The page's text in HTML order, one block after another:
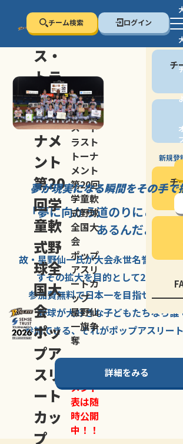
チーム検索 ログイン
セン
ス・
トラ
スト
トー
ナメ
ント
第20
回学
童軟
式野
球全
国大
会
ポッ
プア
スリ
ート
カッ
プ
セン
ス・ト
ラスト
トーナ
メント
第20回
学童軟
式野球
全国大
会
ポップ
アスリ
ートカ
ップ
星野仙
一旗争
奪
メント
表は随
時公開
中！！
会員の
チ
新規登
チ
夢が現実になる瞬間をその手で
「夢に向かう道のりにこそ大
あるんだよ」
故・星野仙一氏が大会永世名誉会長を
すその拡大を目的として2007年に
参加費無料で日本一を目指せる唯一
野球が大好きな子どもたちなら誰
参加できる、それがポップアスリー
詳細をみる